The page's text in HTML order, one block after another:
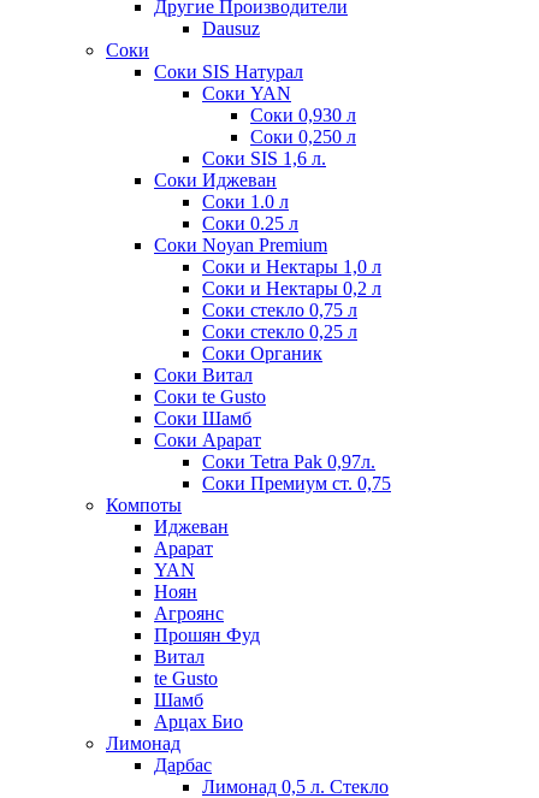
Другие Производители
Dausuz
Соки
Соки SIS Натурал
Соки YAN
Соки 0,930 л
Соки 0,250 л
Соки SIS 1,6 л.
Соки Иджеван
Соки 1.0 л
Соки 0.25 л
Соки Noyan Premium
Соки и Нектары 1,0 л
Соки и Нектары 0,2 л
Соки стекло 0,75 л
Соки стекло 0,25 л
Соки Органик
Соки Витал
Соки te Gusto
Соки Шамб
Соки Арарат
Соки Tetra Pak 0,97л.
Соки Премиум ст. 0,75
Компоты
Иджеван
Арарат
YAN
Ноян
Агроянс
Прошян Фуд
Витал
te Gusto
Шамб
Арцах Био
Лимонад
Дарбас
Лимонад 0,5 л. Стекло